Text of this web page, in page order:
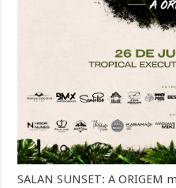
SALAN SUNSET: A ORIGEM